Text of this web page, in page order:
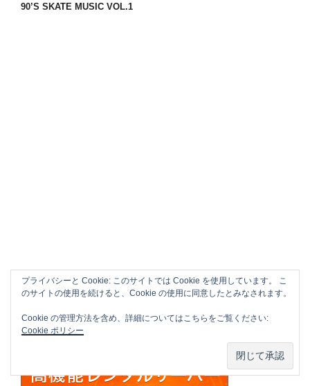
90’S SKATE MUSIC VOL.1
プライバシーと Cookie: このサイトでは Cookie を使用しています。 こ
のサイトの使用を続けると、Cookie の使用に同意したとみなされます。
Cookie の管理方法を含め、詳細についてはこちらをご覧ください:
Cookie ポリシー